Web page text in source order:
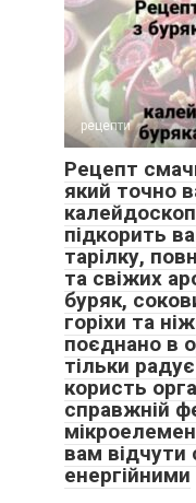
рецепти
Рецепт
який точно
підкорить
тарілку,
та свіжих
буряк,
горіхи та
поєднано в
тільки
користь
справжній
вам
енергійними